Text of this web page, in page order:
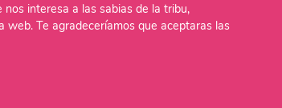
interesa a las sabias de la tribu,
web. Te agradeceríamos que aceptaras las